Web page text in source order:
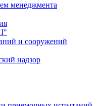
менеджмента
и сооружений
надзор